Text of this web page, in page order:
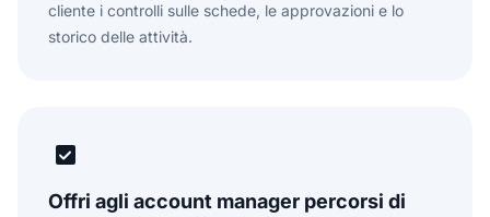
cliente i controlli sulle schede, le approvazioni e lo
storico delle attività.
Offri agli account manager percorsi di